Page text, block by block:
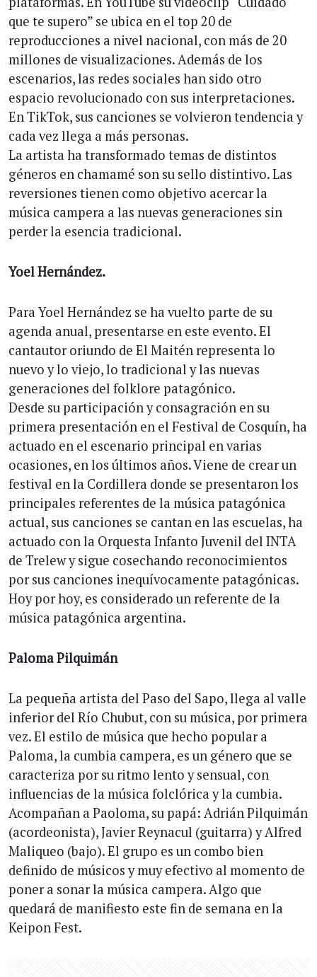
que te supero” se ubica en el top 20 de
reproducciones a nivel nacional, con más de 20
millones de visualizaciones. Además de los
escenarios, las redes sociales han sido otro
espacio revolucionado con sus interpretaciones.
En TikTok, sus canciones se volvieron tendencia y
cada vez llega a más personas.
La artista ha transformado temas de distintos
géneros en chamamé son su sello distintivo. Las
reversiones tienen como objetivo acercar la
música campera a las nuevas generaciones sin
perder la esencia tradicional.
Yoel Hernández.
Para Yoel Hernández se ha vuelto parte de su
agenda anual, presentarse en este evento. El
cantautor oriundo de El Maitén representa lo
nuevo y lo viejo, lo tradicional y las nuevas
generaciones del folklore patagónico.
Desde su participación y consagración en su
primera presentación en el Festival de Cosquín, ha
actuado en el escenario principal en varias
ocasiones, en los últimos años. Viene de crear un
festival en la Cordillera donde se presentaron los
principales referentes de la música patagónica
actual, sus canciones se cantan en las escuelas, ha
actuado con la Orquesta Infanto Juvenil del INTA
de Trelew y sigue cosechando reconocimientos
por sus canciones inequívocamente patagónicas.
Hoy por hoy, es considerado un referente de la
música patagónica argentina.
Paloma Pilquimán
La pequeña artista del Paso del Sapo, llega al valle
inferior del Río Chubut, con su música, por primera
vez. El estilo de música que hecho popular a
Paloma, la cumbia campera, es un género que se
caracteriza por su ritmo lento y sensual, con
influencias de la música folclórica y la cumbia.
Acompañan a Paoloma, su papá: Adrián Pilquimán
(acordeonista), Javier Reynacul (guitarra) y Alfred
Maliqueo (bajo). El grupo es un combo bien
definido de músicos y muy efectivo al momento de
poner a sonar la música campera. Algo que
quedará de manifiesto este fin de semana en la
Keipon Fest.